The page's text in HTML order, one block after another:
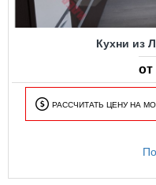
Кухни из
РАССЧИТАТЬ ЦЕНУ НА